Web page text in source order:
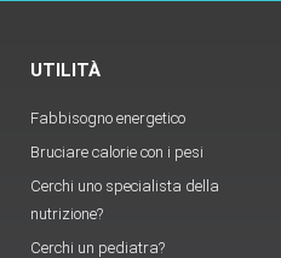
UTILITÀ
Fabbisogno energetico
Bruciare calorie con i pesi
Cerchi uno specialista della
nutrizione?
Cerchi un pediatra?